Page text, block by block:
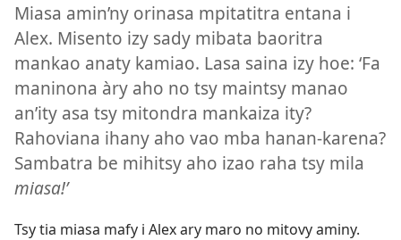
Miasa amin’ny orinasa mpitatitra entana i
Alex. Misento izy sady mibata baoritra
mankao anaty kamiao. Lasa saina izy hoe: ‘Fa
maninona àry aho no tsy maintsy manao
an’ity asa tsy mitondra mankaiza ity?
Rahoviana ihany aho vao mba hanan-karena?
Sambatra be mihitsy aho izao raha tsy mila
miasa!’
Tsy tia miasa mafy i Alex ary maro no mitovy aminy.